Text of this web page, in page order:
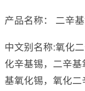
产品名称： 二辛
中文别名称:氧化
化辛基锡，二辛
基氧化锡，氧化